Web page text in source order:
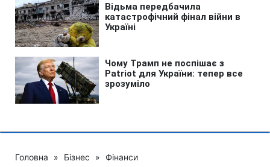
Головна » Бізнес » Фінанси